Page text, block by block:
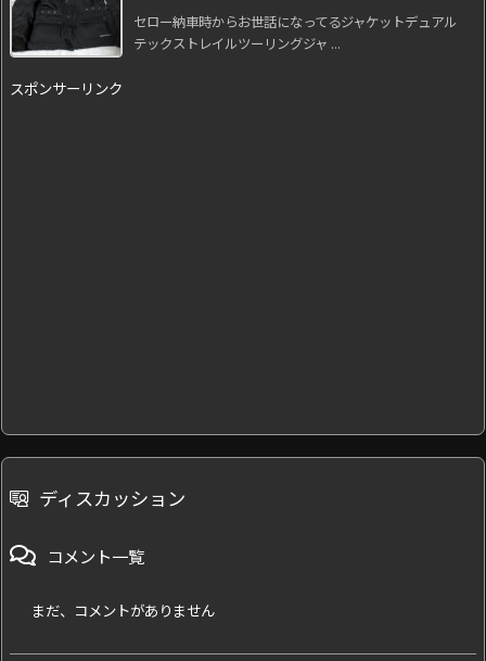
セロー納車時からお世話になってるジャケットデュアル
テックストレイルツーリングジャ ...
スポンサーリンク
ディスカッション
コメント一覧
まだ、コメントがありません